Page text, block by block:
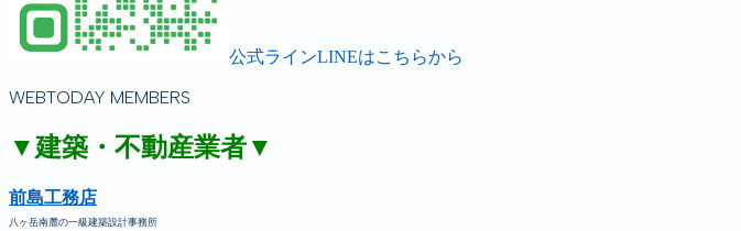
公式ラインLINEはこちらから
WEBTODAY MEMBERS
▼建築・不動産業者▼
前島工務店
八ヶ岳南麓の一級建築設計事務所